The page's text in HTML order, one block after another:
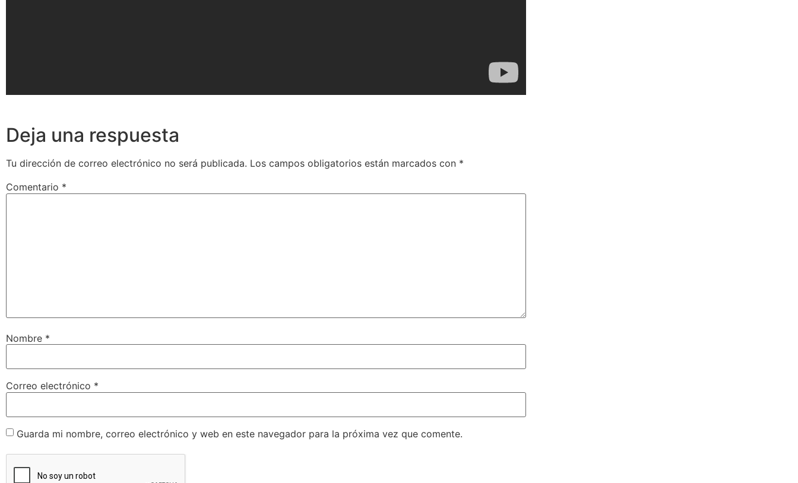
Deja una respuesta
Tu dirección de correo electrónico no será publicada. Los campos obligatorios están marcados con *
Comentario *
Nombre *
Correo electrónico *
Guarda mi nombre, correo electrónico y web en este navegador para la próxima vez que comente.